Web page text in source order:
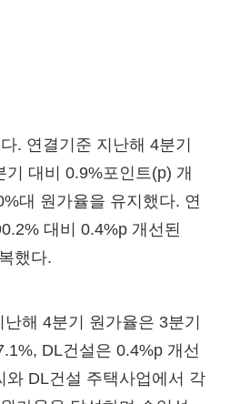
. 연결기준 지난해 4분기
대비 0.9%포인트(p) 개
대 원가율을 유지했다. 연
대비 0.4%p 개선된
했다.
해 4분기 원가율은 3분기
DL건설은 0.4%p 개선
와 DL건설 주택사업에서 각